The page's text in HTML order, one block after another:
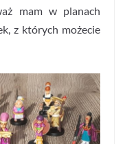
mam w planach
z których możecie